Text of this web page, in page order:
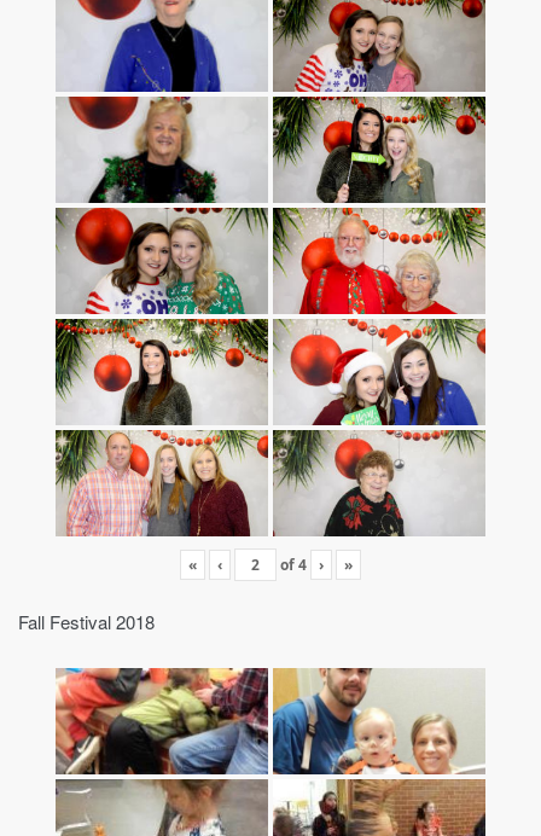
« ‹ of4 › »
Fall Festival 2018